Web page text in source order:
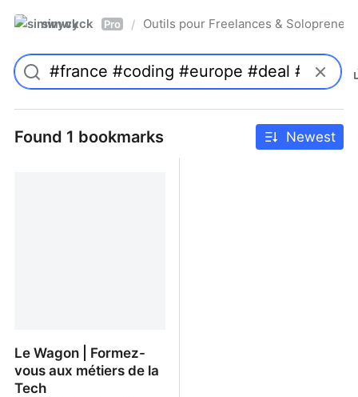
simwyck Pro / Outils pour Freelances &
Found 1 bookmarks Newest
Le Wagon | Formez-
vous aux métiers de la
Tech